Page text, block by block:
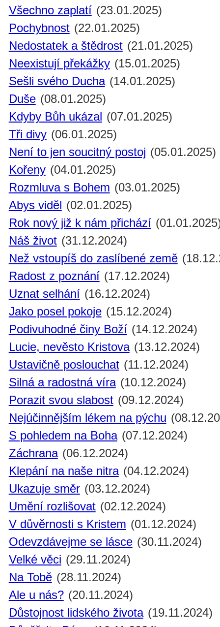
Všechno zaplatí (23.01.2025)
Pochybnost (22.01.2025)
Nedostatek a štědrost (21.01.2025)
Neexistují překážky (15.01.2025)
Sešli svého Ducha (14.01.2025)
Duše (08.01.2025)
Kdyby Bůh ukázal (07.01.2025)
Tři divy (06.01.2025)
Není to jen soucitný postoj (05.01.2025)
Kořeny (04.01.2025)
Rozmluva s Bohem (03.01.2025)
Abys viděl (02.01.2025)
Rok nový již k nám přichází
Náš život (31.12.2024)
Než vstoupíš do zaslíbené země
Radost z poznání (17.12.2024)
Uznat selhání (16.12.2024)
Jako posel pokoje (15.12.2024)
Podivuhodné činy Boží (14.12.2024)
Lucie, nevěsto Kristova (13.12.2024)
Ustavičně poslouchat (11.12.2024)
Silná a radostná víra (10.12.2024)
Porazit svou slabost (09.12.2024)
Nejúčinnějším lékem na pýchu
S pohledem na Boha (07.12.2024)
Záchrana (06.12.2024)
Klepání na naše nitra (04.12.2024)
Ukazuje směr (03.12.2024)
Umění rozlišovat (02.12.2024)
V důvěrnosti s Kristem (01.12.2024)
Odevzdávejme se lásce (30.11.2024)
Velké věci (29.11.2024)
Na Tobě (28.11.2024)
Ale u nás? (20.11.2024)
Důstojnost lidského života (19.11.2024)